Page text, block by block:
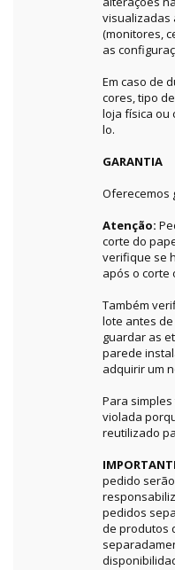
visualizadas
(monitores,
as
Em caso de
cores, tipo
loja física ou
lo.
GARANTIA
Oferecemos
Atenção:
corte do
verifique se
após o corte
Também
lote antes
guardar as
parede
adquirir um
Para
violada
reutilizado
pedido
pedidos
de produtos